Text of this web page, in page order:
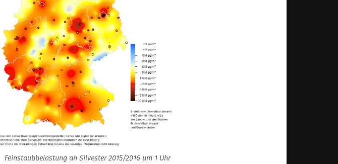
Feinstaubbelastung an Silvester 2015/2016 um 1 Uhr